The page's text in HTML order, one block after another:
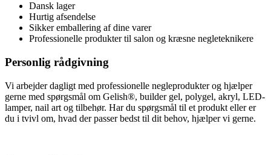
Dansk lager
Hurtig afsendelse
Sikker emballering af dine varer
Professionelle produkter til salon og kræsne negleteknikere
Personlig rådgivning
Vi arbejder dagligt med professionelle negleprodukter og hjælper
gerne med spørgsmål om Gelish®, builder gel, polygel, akryl, LED-
lamper, nail art og tilbehør. Har du spørgsmål til et produkt eller er
du i tvivl om, hvad der passer bedst til dit behov, hjælper vi gerne.